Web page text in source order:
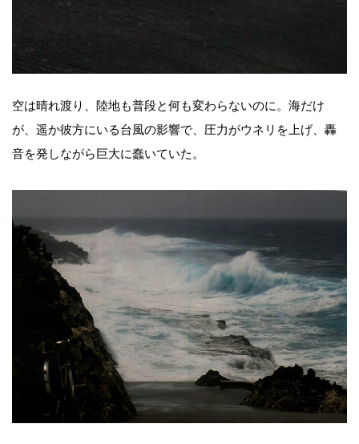
空は晴れ渡り、陸地も普段と何も変わらないのに。海だけ
が、遥か彼方にいる台風の影響で、圧力がウネリを上げ、轟
音を発しながら巨大に蠢いていた。